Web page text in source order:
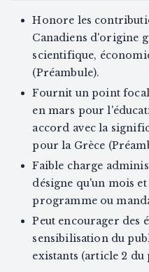
Honore les
Canadiens d'origine
scientifique,
(Préambule).
Fournit un point
en mars pour
accord avec la
pour la Grèce
Faible charge
désigne qu'un mois
programme ou
Peut encourager des
sensibilisation du
existants (article 2